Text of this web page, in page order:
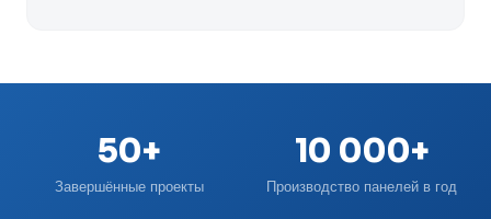
50+
Завершённые проекты
10 000+
Производство панелей в год